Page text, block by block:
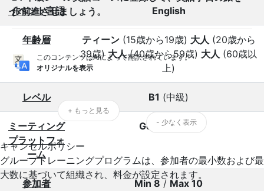
歩前進させましょう。
このコンテンツはAIによって翻訳されています。
オリジナルを表示
イベント言語 English
年齢層 ティーン(15歳から19歳) 大人 (20歳から
39歳) 大人(40歳から59歳) 大人 (60歳以
上)
レベル B1 (中級)
ミーティング
プラットフォ
ーム
Google Meet
参加者 Min 8 / Max 10
+ もっと見る
- 少なく表示
キャンセルポリシー
グループトレーニングプログラムは、参加者の最小数および最
大数に基づいて組織され、料金が設定されます。